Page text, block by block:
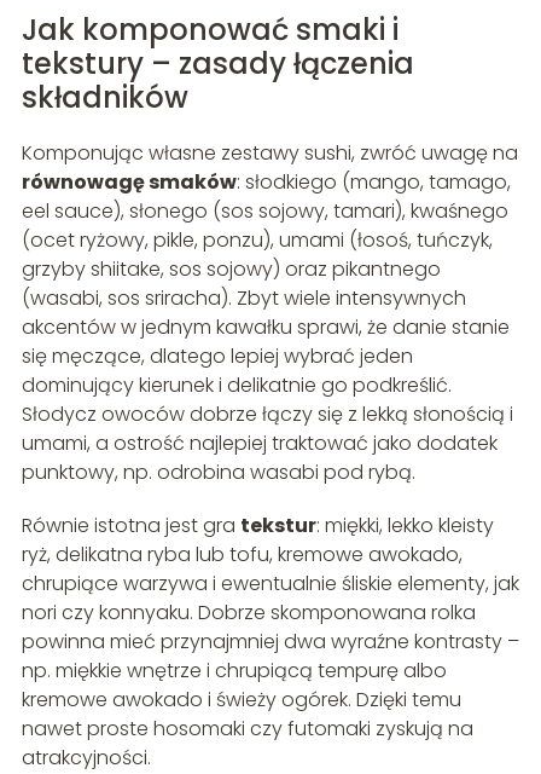
Jak komponować smaki i
tekstury – zasady łączenia
składników
Komponując własne zestawy sushi, zwróć uwagę na
równowagę smaków: słodkiego (mango, tamago,
eel sauce), słonego (sos sojowy, tamari), kwaśnego
(ocet ryżowy, pikle, ponzu), umami (łosoś, tuńczyk,
grzyby shiitake, sos sojowy) oraz pikantnego
(wasabi, sos sriracha). Zbyt wiele intensywnych
akcentów w jednym kawałku sprawi, że danie stanie
się męczące, dlatego lepiej wybrać jeden
dominujący kierunek i delikatnie go podkreślić.
Słodycz owoców dobrze łączy się z lekką słonością i
umami, a ostrość najlepiej traktować jako dodatek
punktowy, np. odrobina wasabi pod rybą.
Równie istotna jest gra tekstur: miękki, lekko kleisty
ryż, delikatna ryba lub tofu, kremowe awokado,
chrupiące warzywa i ewentualnie śliskie elementy, jak
nori czy konnyaku. Dobrze skomponowana rolka
powinna mieć przynajmniej dwa wyraźne kontrasty –
np. miękkie wnętrze i chrupiącą tempurę albo
kremowe awokado i świeży ogórek. Dzięki temu
nawet proste hosomaki czy futomaki zyskują na
atrakcyjności.